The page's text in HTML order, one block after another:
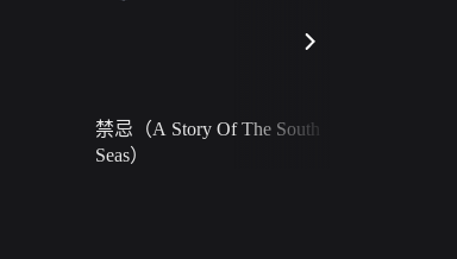
禁忌（A Story Of The South
Seas）